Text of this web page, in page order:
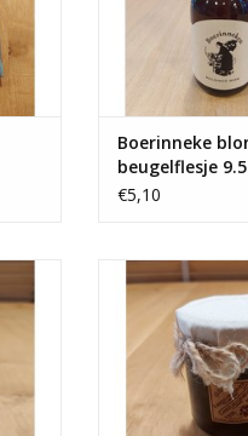
Boerinneke
beugelflesje
- Copy
€5,10
5 cl
Kriekjes op
ml
TOEVOEGEN AAN